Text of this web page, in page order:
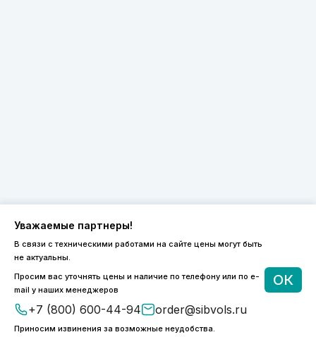
Уважаемые партнеры!
В связи с техническими работами на сайте цены могут быть
не актуальны.
Просим вас уточнять цены и наличие по телефону или по e-
mail у наших менеджеров
+7 (800) 600-44-94 order@sibvols.ru
Приносим извинения за возможные неудобства.
ОК
ПН-ПТ 9:00 - 18:00
order@sibvols.ru
О компании Доставка и оплата